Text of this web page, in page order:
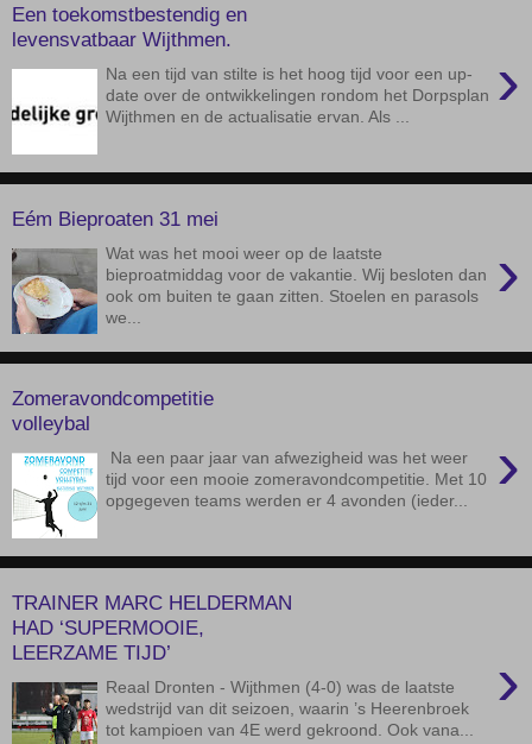
Een toekomstbestendig en
levensvatbaar Wijthmen.
›
Na een tijd van stilte is het hoog tijd voor een up-
date over de ontwikkelingen rondom het Dorpsplan
Wijthmen en de actualisatie ervan. Als ...
Eém Bieproaten 31 mei
›
Wat was het mooi weer op de laatste
bieproatmiddag voor de vakantie. Wij besloten dan
ook om buiten te gaan zitten. Stoelen en parasols
we...
Zomeravondcompetitie
volleybal
›
Na een paar jaar van afwezigheid was het weer
tijd voor een mooie zomeravondcompetitie. Met 10
opgegeven teams werden er 4 avonden (ieder...
TRAINER MARC HELDERMAN
HAD ‘SUPERMOOIE,
LEERZAME TIJD’
›
Reaal Dronten - Wijthmen (4-0) was de laatste
wedstrijd van dit seizoen, waarin ’s Heerenbroek
tot kampioen van 4E werd gekroond. Ook vana...